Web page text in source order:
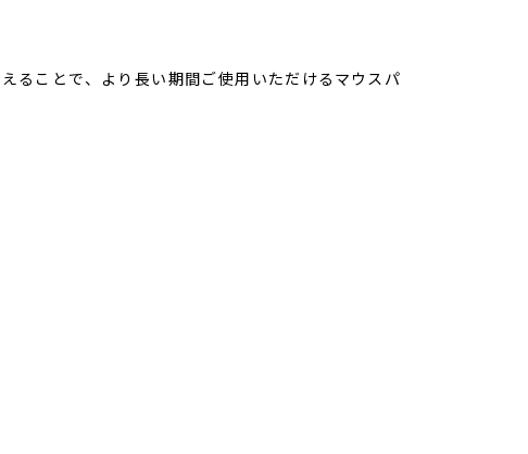
ることで、より長い期間ご使用いただけるマウスパ